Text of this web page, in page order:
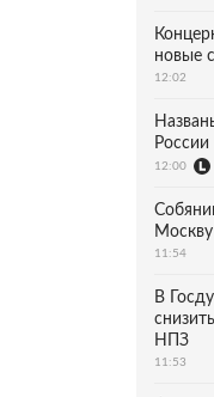
новые
12:02
12:00
11:54
В
НПЗ
11:53